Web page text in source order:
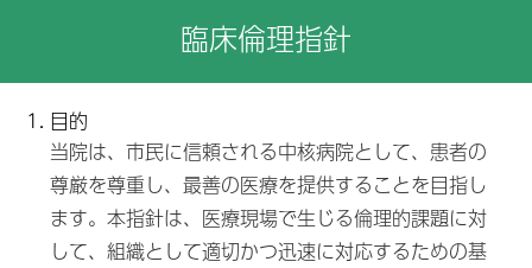
臨床倫理指針
目的
当院は、市民に信頼される中核病院として、患者の
尊厳を尊重し、最善の医療を提供することを目指し
ます。本指針は、医療現場で生じる倫理的課題に対
して、組織として適切かつ迅速に対応するための基